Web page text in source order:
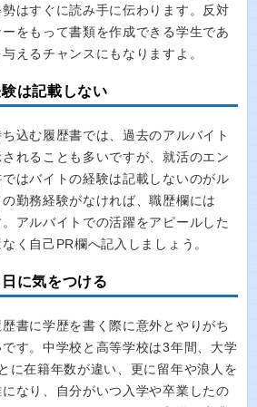
はすぐに読み手に伝わります。反対
をもって書類を作成できる学生であ
えるチャンスにもなりますよ。
は記載しない
込む履歴書では、過去のアルバイト
れることも多いですが、就活のエン
ではバイトの経験は記載しないのがル
勤務経験がなければ、職歴欄には
。アルバイトでの活躍をアピールした
く自己PR欄へ記入しましょう。
に気をつける
書に学歴を書く際に意外とやりがち
す。中学校と高等学校は3年間、大学
に在籍年数が違い、更に留年や浪人を
なり、自分がいつ入学や卒業したの